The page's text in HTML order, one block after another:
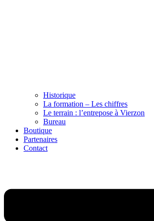
Historique
La formation – Les chiffres
Le terrain : l’entrepose à Vierzon
Bureau
Boutique
Partenaires
Contact